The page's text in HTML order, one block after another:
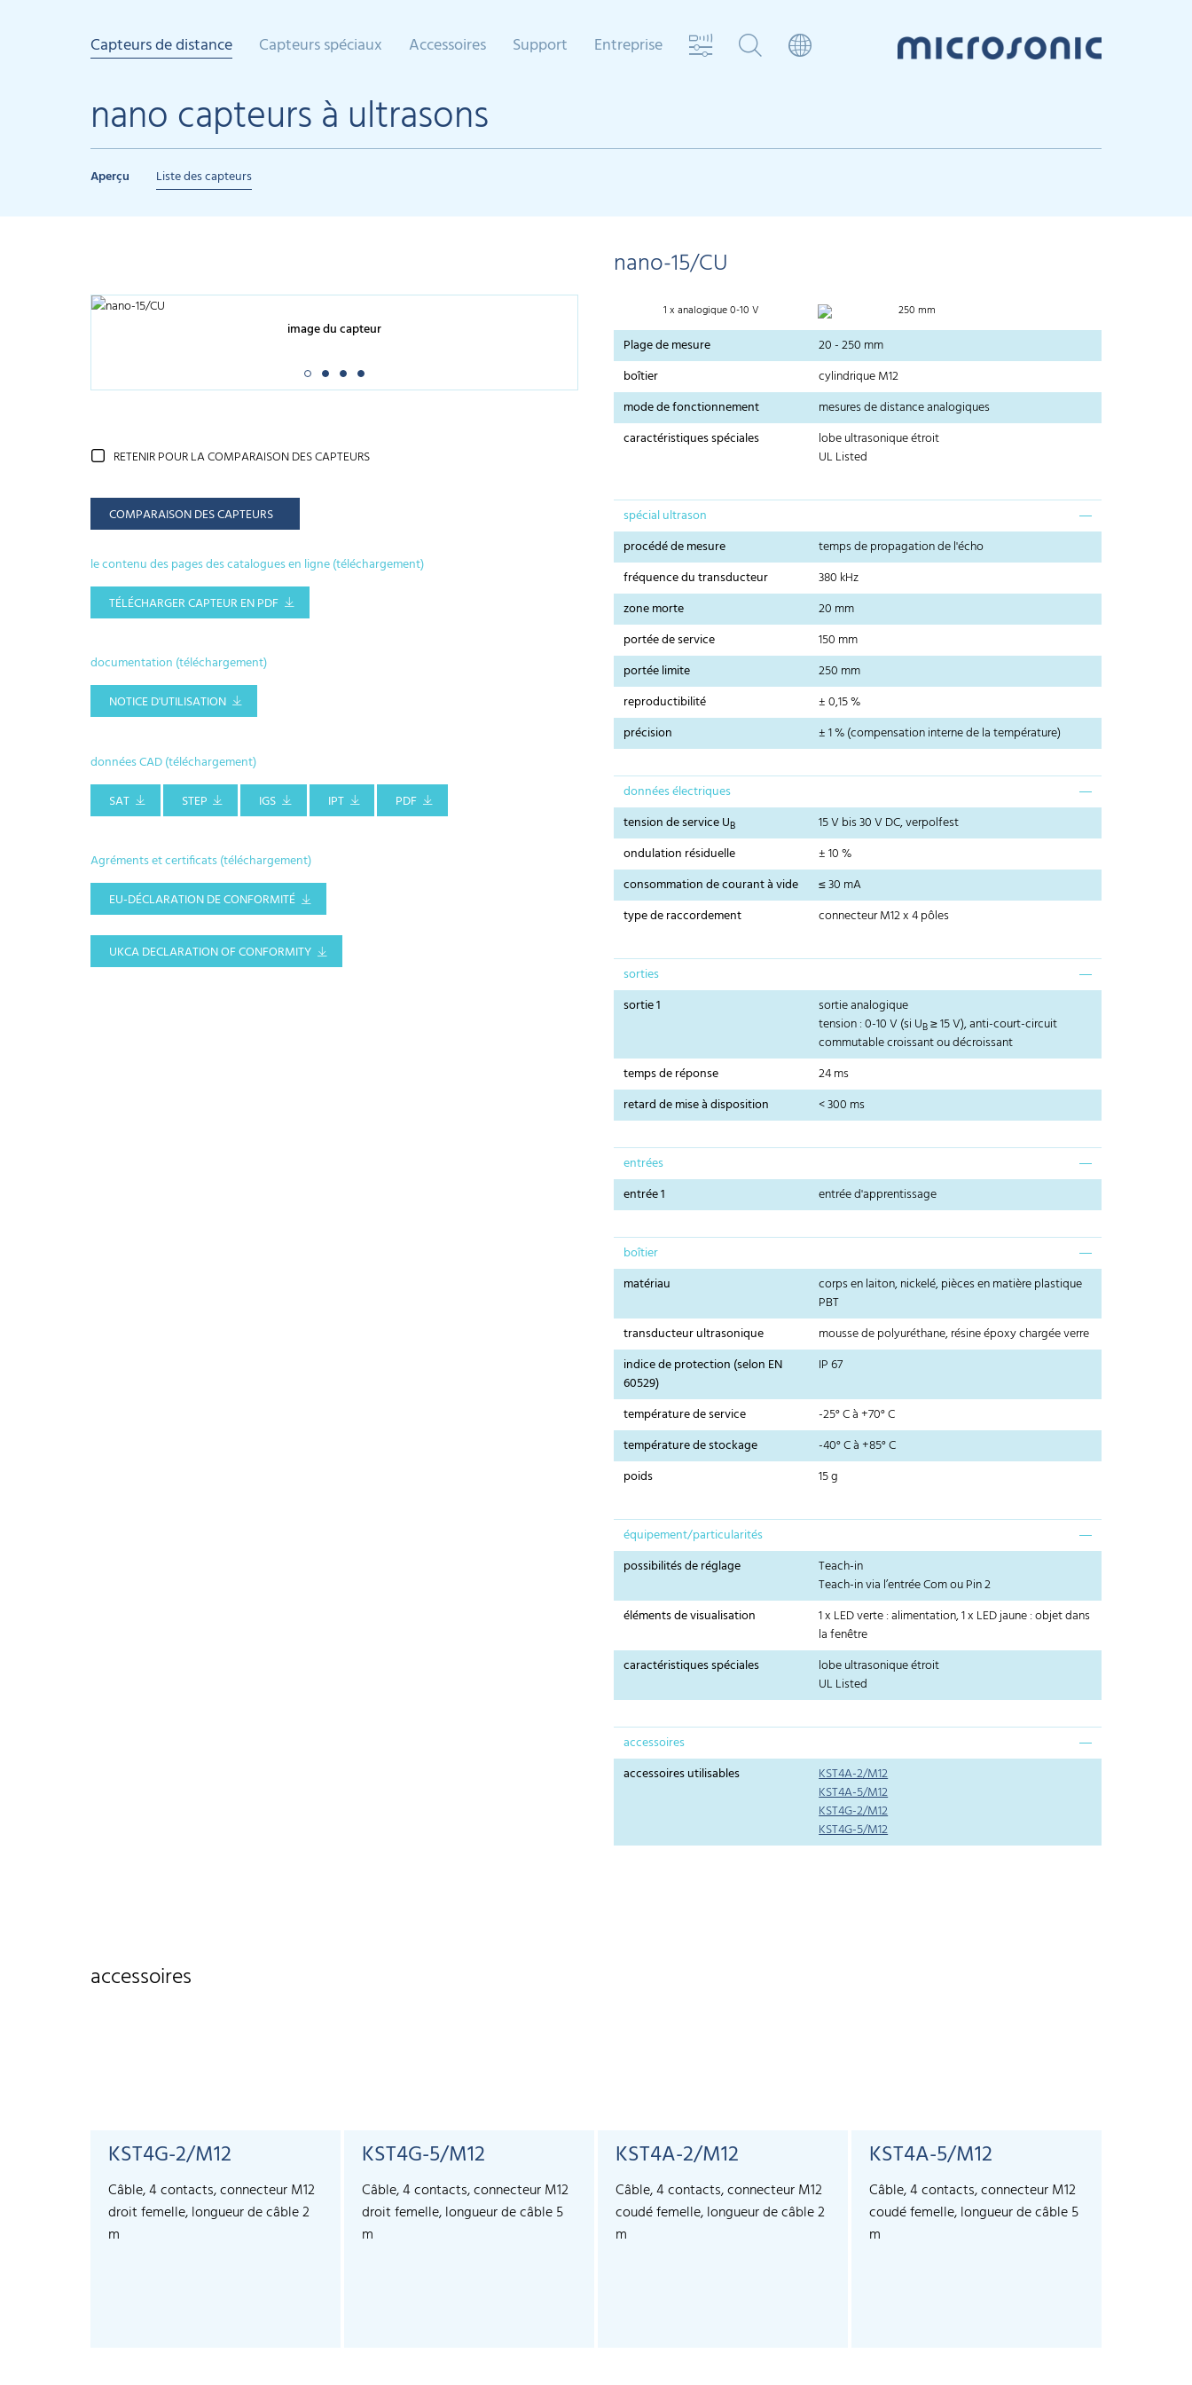
Capteurs de distance Capteurs spéciaux Accessoires Support Entreprise
nano capteurs à ultrasons
Aperçu Liste des capteurs
nano-15/CU
image du capteur
RETENIR POUR LA COMPARAISON DES CAPTEURS
COMPARAISON DES CAPTEURS
le contenu des pages des catalogues en ligne (téléchargement)
TÉLÉCHARGER CAPTEUR EN PDF
documentation (téléchargement)
NOTICE D'UTILISATION
données CAD (téléchargement)
SAT
STEP IGS IPT PDF
Agréments et certificats (téléchargement)
EU-DÉCLARATION DE CONFORMITÉ
UKCA DECLARATION OF CONFORMITY
1 x analogique 0-10 V 250 mm
Plage de mesure
20 - 250 mm
boîtier
cylindrique M12
mode de fonctionnement
mesures de distance analogiques
caractéristiques spéciales
lobe ultrasonique étroit
UL Listed
spécial ultrason
procédé de mesure
temps de propagation de l'écho
fréquence du transducteur
380 kHz
zone morte
20 mm
portée de service
150 mm
portée limite
250 mm
reproductibilité
± 0,15 %
précision
± 1 % (compensation interne de la température)
données électriques
tension de service UB
15 V bis 30 V DC, verpolfest
ondulation résiduelle
± 10 %
consommation de courant à vide
≤ 30 mA
type de raccordement
connecteur M12 x 4 pôles
sorties
sortie 1
sortie analogique
tension : 0-10 V (si UB≥ 15 V), anti-court-circuit
commutable croissant ou décroissant
temps de réponse
24 ms
retard de mise à disposition
< 300 ms
entrées
entrée 1
entrée d'apprentissage
boîtier
matériau
corps en laiton, nickelé, pièces en matière plastique
PBT
transducteur ultrasonique
mousse de polyuréthane, résine époxy chargée verre
indice de protection (selon EN
60529)
IP 67
température de service
-25° C à +70° C
température de stockage
-40° C à +85° C
poids
15 g
équipement/particularités
possibilités de réglage
Teach-in
Teach-in via l’entrée Com ou Pin 2
éléments de visualisation
1 x LED verte : alimentation, 1 x LED jaune : objet dans
la fenêtre
caractéristiques spéciales
lobe ultrasonique étroit
UL Listed
accessoires
accessoires utilisables
KST4A-2/M12
KST4A-5/M12
KST4G-2/M12
KST4G-5/M12
accessoires
KST4G-2/M12
Câble, 4 contacts, connecteur M12
droit femelle, longueur de câble 2
m
KST4G-5/M12
Câble, 4 contacts, connecteur M12
droit femelle, longueur de câble 5
m
KST4A-2/M12
Câble, 4 contacts, connecteur M12
coudé femelle, longueur de câble 2
m
KST4A-5/M12
Câble, 4 contacts, connecteur M12
coudé femelle, longueur de câble 5
m